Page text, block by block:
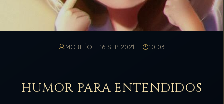
MORFÉO 16 SEP 2021 10:03
HUMOR PARA ENTENDIDOS